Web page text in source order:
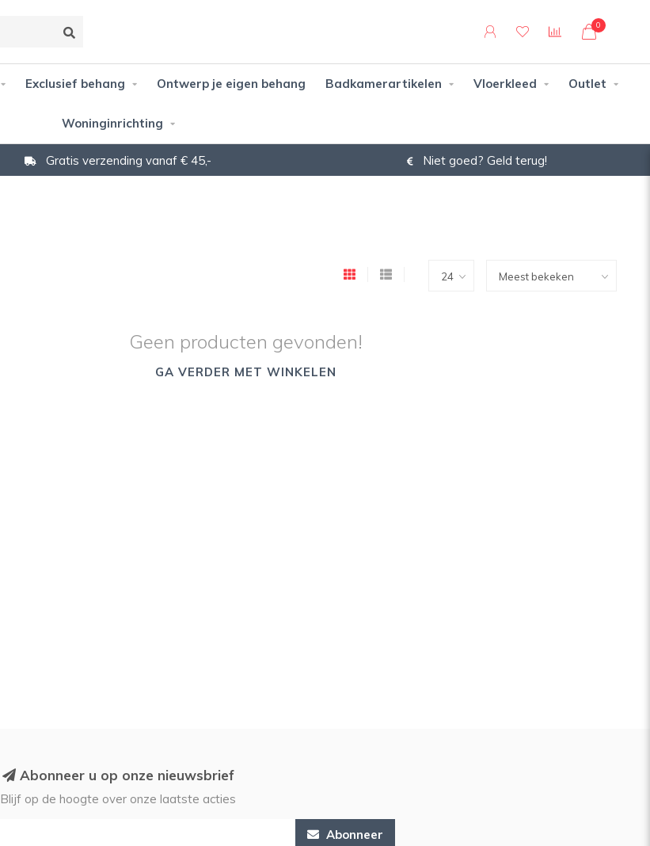
0
Exclusief behang Ontwerp je eigen behang Badkamerartikelen Vloerkleed Outlet
Woninginrichting
Gratis verzending vanaf € 45,- Niet goed? Geld terug!
Geen producten gevonden!
GA VERDER MET WINKELEN
Abonneer u op onze nieuwsbrief
Blijf op de hoogte over onze laatste acties
Abonneer